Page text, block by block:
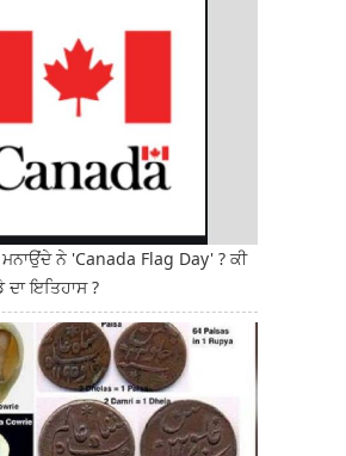
ਨੇ 'Canada Flag Day' ? ਕੀ
ਇਤਿਹਾਸ ?